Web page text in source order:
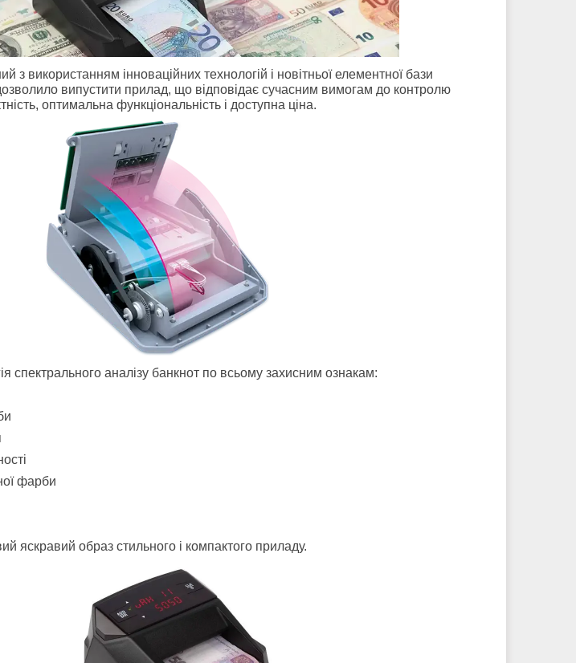
з використанням інноваційних технологій і новітньої елементної бази
випустити прилад, що відповідає сучасним вимогам до контролю
оптимальна функціональність і доступна ціна.
спектрального аналізу банкнот по всьому захисним ознакам:
фарби
яскравий образ стильного і компактого приладу.